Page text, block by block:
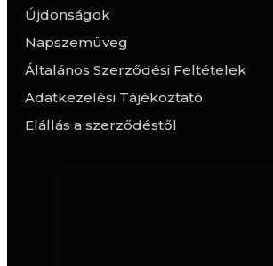
Újdonságok
Napszemüveg
Általános Szerződési Feltételek
Adatkezelési Tájékoztató
Elállás a szerződéstől